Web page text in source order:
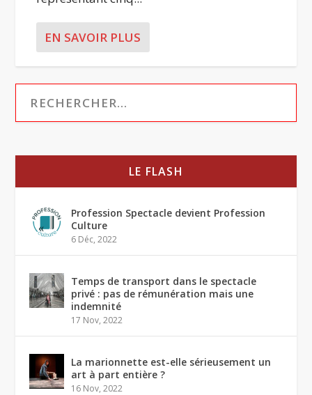
EN SAVOIR PLUS
LE FLASH
Profession Spectacle devient Profession
Culture
6 Déc, 2022
Temps de transport dans le spectacle
privé : pas de rémunération mais une
indemnité
17 Nov, 2022
La marionnette est-elle sérieusement un
art à part entière ?
16 Nov, 2022